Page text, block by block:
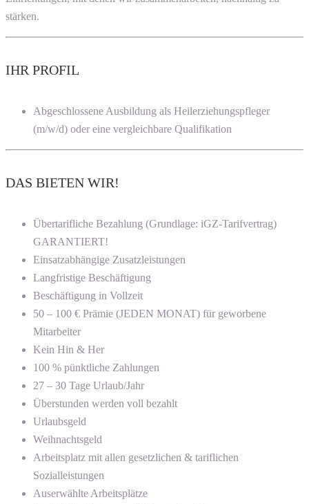
stärken.
IHR PROFIL
Abgeschlossene Ausbildung als Heilerziehungspfleger
(m/w/d) oder eine vergleichbare Qualifikation
DAS BIETEN WIR!
Übertarifliche Bezahlung (Grundlage: iGZ-Tarifvertrag)
GARANTIERT!
Einsatzabhängige Zusatzleistungen
Langfristige Beschäftigung
Beschäftigung in Vollzeit
50 – 100 € Prämie (JEDEN MONAT) für geworbene
Mitarbeiter
Kein Hin & Her
100 % pünktliche Zahlungen
27 – 30 Tage Urlaub/Jahr
Überstunden werden voll bezahlt
Urlaubsgeld
Weihnachtsgeld
Arbeitsplatz mit allen gesetzlichen & tariflichen
Sozialleistungen
Auserwählte Arbeitsplätze